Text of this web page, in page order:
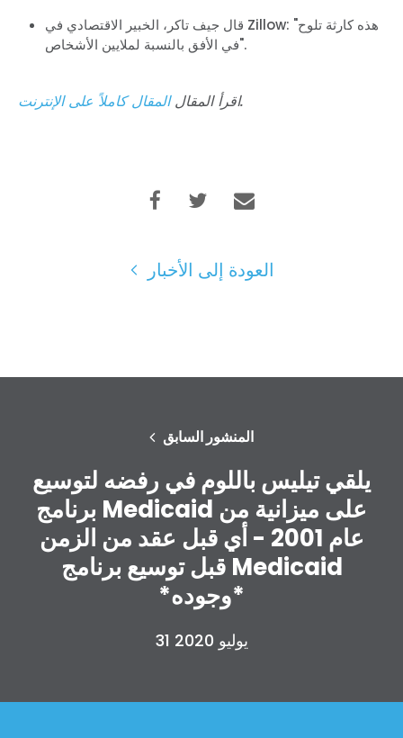
الصفحة الرئيسية
Shop
العمل معنا
الصحافة
تبرع
قال جيف تاكر، الخبير الاقتصادي في Zillow: "هذه كارثة تلوح
في الأفق بالنسبة لملايين الأشخاص".
اقرأ المقالالمقال كاملاً على الإنترنت .
العودة إلى الأخبار
المنشور السابق
يلقي تيليس باللوم في رفضه لتوسيع
برنامج Medicaid على ميزانية من
عام 2001 - أي قبل عقد من الزمن
قبل توسيع برنامج Medicaid
*وجوده*
31 يوليو 2020